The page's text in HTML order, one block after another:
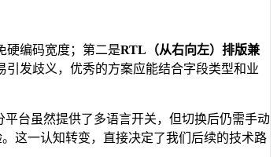
硬编码宽度；第二是RTL（从右向左）排版兼
引发歧义，优秀的方案应能结合字段类型和业
台虽然提供了多语言开关，但切换后仍需手动
这一认知转变，直接决定了我们后续的技术路